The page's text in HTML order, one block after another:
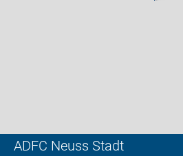
ADFC Neuss Stadt